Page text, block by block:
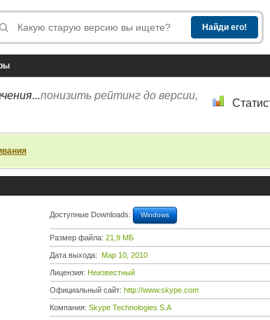
понизить рейтинг до версии,
Доступные Downloads: Windows
Размер файла: 21,9 МБ
Дата выхода: Мар 10, 2010
Лицензия: Неизвестный
Официальный сайт: http://www.skype.com
Компания: Skype Technologies S.A